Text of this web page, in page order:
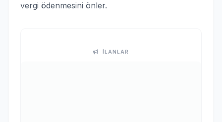
vergi ödenmesini önler.
İLANLAR